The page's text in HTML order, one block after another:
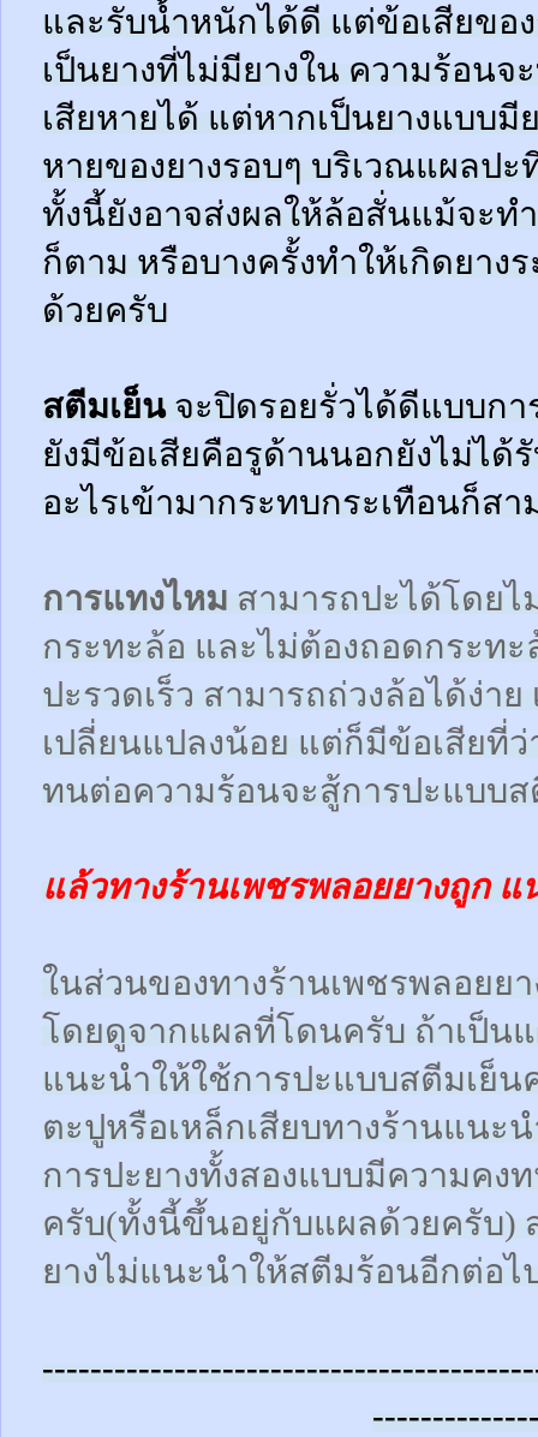
และรับน้ำหนักได้ดี แต่ข้อเสียขอ
เป็นยางที่ไม่มียางใน ความร้อนจ
เสียหายได้ แต่หากเป็นยางแบบมี
หายของยางรอบๆ บริเวณแผลป
ทั้งนี้ยังอาจส่งผลให้ล้อสั่นแม้จะท
ก็ตาม หรือบางครั้งทำให้เกิดยา
ด้วยครับ
สตีมเย็นจะปิดรอยรั่วได้ดีแบบก
ยังมีข้อเสียคือรูด้านนอกยังไม่ได้
อะไรเข้ามากระทบกระเทือนก็ส
การแทงไหม สามารถปะได้โดยไ
กระทะล้อ และไม่ต้องถอดกระทะ
ปะรวดเร็ว สามารถถ่วงล้อได้ง่า
เปลี่ยนแปลงน้อย แต่ก็มีข้อเสียที่
ทนต่อความร้อนจะสู้การปะแบบ
แล้วทางร้านเพชรพลอยยางถูก
ในส่วนของทางร้านเพชรพลอยย
โดยดูจากแผลที่โดนครับ ถ้าเป็น
แนะนำให้ใช้การปะแบบสตีมเย็
ตะปูหรือเหล็กเสียบทางร้านแนะ
การปะยางทั้งสองแบบมีความคง
ครับ(ทั้งนี้ขึ้นอยู่กับแผลด้วยครับ)
ยางไม่แนะนำให้สตีมร้อนอีกต่อไ